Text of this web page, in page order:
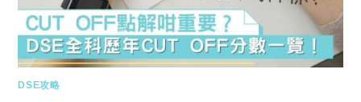
DSE攻略